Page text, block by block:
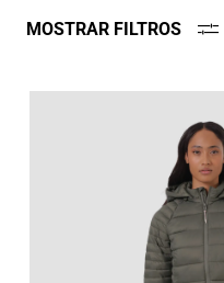
MOSTRAR FILTROS